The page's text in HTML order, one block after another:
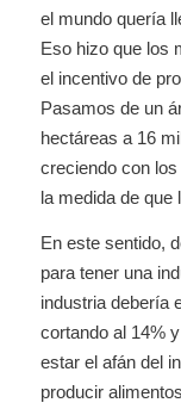
el mundo quería
Eso hizo que los
el incentivo de
Pasamos de un
hectáreas a 16
creciendo con
la medida de que
En este sentido,
para tener una
industria debería
cortando al 14%
estar el afán del
producir